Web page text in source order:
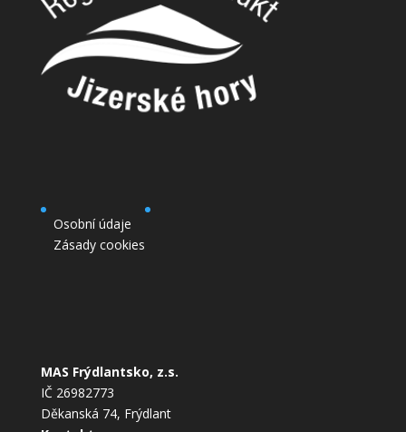
Osobní údaje
Zásady cookies
MAS Frýdlantsko, z.s.
IČ 26982773
Děkanská 74, Frýdlant